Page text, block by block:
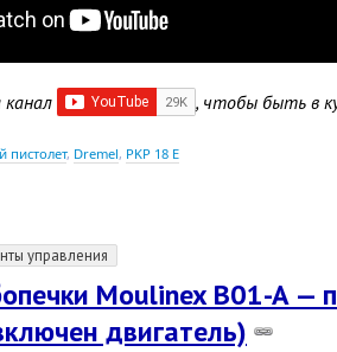
, чтобы быть в
пистолет, Dremel, PKP 18 E
управления
Moulinex B01-A —
двигатель)